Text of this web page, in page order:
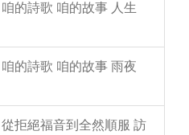
的詩歌 咱的故事 人生
的詩歌 咱的故事 雨夜
拒絕福音到全然順服 訪